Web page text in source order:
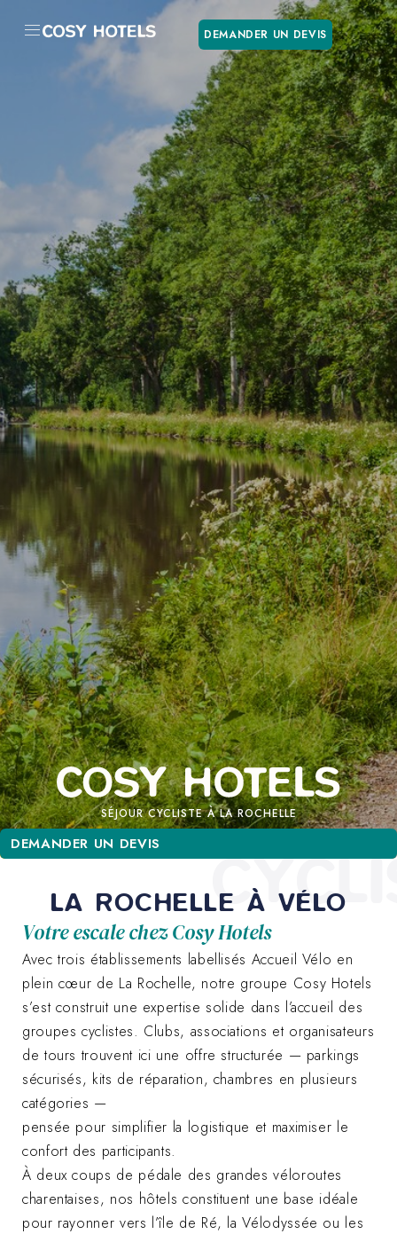
DEMANDER UN DEVIS
SÉJOUR CYCLISTE À LA ROCHELLE
DEMANDER UN DEVIS
DEMANDER UN DEVIS
LA ROCHELLE À VÉLO
Votre escale chez Cosy Hotels
Avec trois établissements labellisés Accueil Vélo en
plein cœur de La Rochelle, notre groupe Cosy Hotels
s’est construit une expertise solide dans l’accueil des
groupes cyclistes. Clubs, associations et organisateurs
de tours trouvent ici une offre structurée — parkings
sécurisés, kits de réparation, chambres en plusieurs
catégories —
pensée pour simplifier la logistique et maximiser le
confort des participants.
À deux coups de pédale des grandes véloroutes
charentaises, nos hôtels constituent une base idéale
pour rayonner vers l’île de Ré, la Vélodyssée ou les